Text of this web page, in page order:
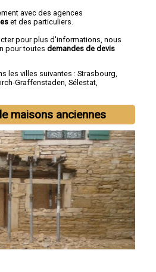
avec des agences
et des particuliers.
pour plus d'informations, nous
pour toutes demandes de devis
les villes suivantes : Strasbourg,
Graffenstaden, Sélestat,
maisons anciennes